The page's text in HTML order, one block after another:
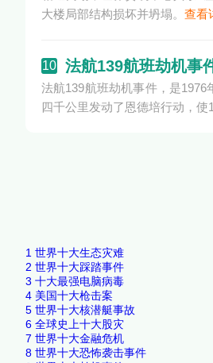
大楼局部结构损坏并坍塌。 查看
10 法航139航班劫机事
法航139航班劫机事件，是
四千公里发动了恩德培行动，使
1 世界十大生态灾难
2 世界十大踩踏事件
3 十大最强电脑病毒
4 美国十大枪击案
5 世界十大核潜艇事故
6 全球史上十大股灾
7 世界十大金融危机
8 世界十大恐怖袭击事件